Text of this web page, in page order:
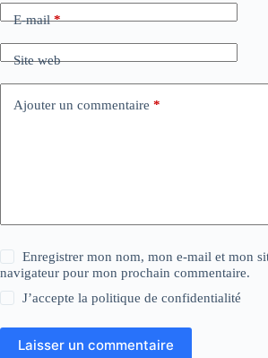
E-mail*
Site web
Ajouter un commentaire *
Enregistrer mon nom, mon e-mail et mon
navigateur pour mon prochain commentaire.
J’accepte lapolitique de confidentialité
Laisser un commentaire